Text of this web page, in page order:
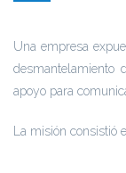
Una empresa
desmantelamiento
apoyo para
La misión consistió